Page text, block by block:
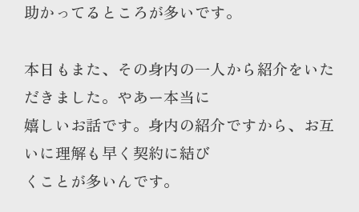
助かってるところが多いです。
本日もまた、その身内の一人から紹介をいた
だきました。やあー本当に
嬉しいお話です。身内の紹介ですから、お互
いに理解も早く契約に結び
くことが多いんです。